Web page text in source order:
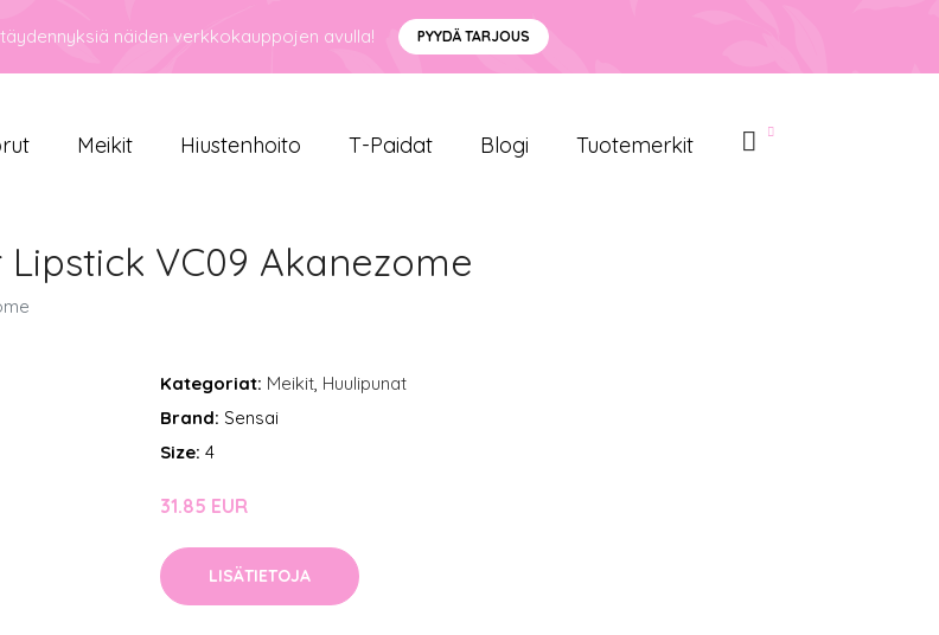
näiden verkkokauppojen avulla! PYYDÄ TARJOUS
Meikit Hiustenhoito T-Paidat Blogi Tuotemerkit
VC09 Akanezome
Kategoriat: Meikit, Huulipunat
Brand: Sensai
Size: 4
31.85 EUR
LISÄTIETOJA